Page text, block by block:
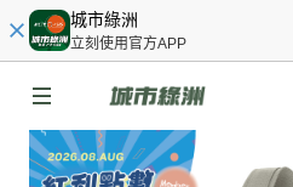
城市綠洲
立刻使用官方APP